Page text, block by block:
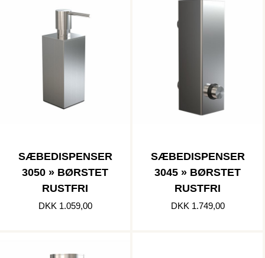
SÆBEDISPENSER
3050 » BØRSTET
RUSTFRI
DKK 1.059,00
SÆBEDISPENSER
3045 » BØRSTET
RUSTFRI
DKK 1.749,00